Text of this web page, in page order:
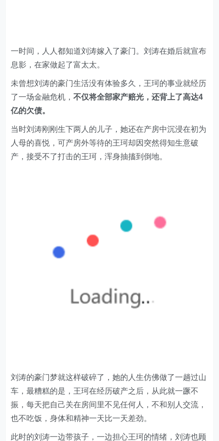
一时间，人人都知道刘涛嫁入了豪门。刘涛在婚后就宣布
息影，在家做起了富太太。
未曾想刘涛的豪门生活没有体验多久，王珂的事业就经历
了一场金融危机，不仅将全部家产赔光，还背上了高达4
亿的欠债。
当时刘涛刚刚生下两人的儿子，她还在产房中沉浸在初为
人母的喜悦，可产房外等待的王珂却因突然得知生意破
产，接受不了打击的王珂，浑身抽搐到倒地。
刘涛的豪门梦就这样破碎了，她的人生仿佛做了一趟过山
车，最糟糕的是，王珂在经历破产之后，从此就一蹶不
振，每天把自己关在房间里不见任何人，不和别人交流，
也不吃饭，身体和精神一天比一天差劲。
此时的刘涛一边带孩子，一边担心王珂的情绪，刘涛也顾